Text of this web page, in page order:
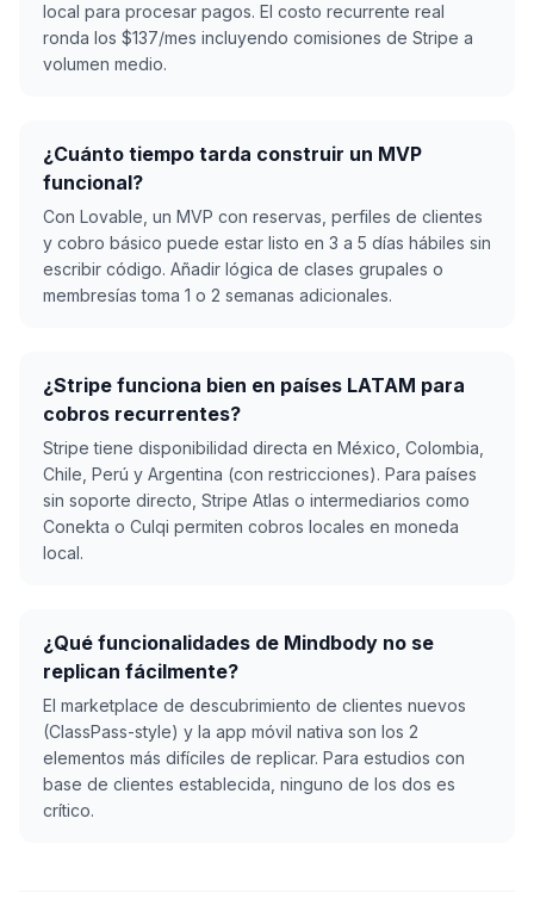
local para procesar pagos. El costo recurrente real
ronda los $137/mes incluyendo comisiones de Stripe a
volumen medio.
¿Cuánto tiempo tarda construir un MVP
funcional?
Con Lovable, un MVP con reservas, perfiles de clientes
y cobro básico puede estar listo en 3 a 5 días hábiles sin
escribir código. Añadir lógica de clases grupales o
membresías toma 1 o 2 semanas adicionales.
¿Stripe funciona bien en países LATAM para
cobros recurrentes?
Stripe tiene disponibilidad directa en México, Colombia,
Chile, Perú y Argentina (con restricciones). Para países
sin soporte directo, Stripe Atlas o intermediarios como
Conekta o Culqi permiten cobros locales en moneda
local.
¿Qué funcionalidades de Mindbody no se
replican fácilmente?
El marketplace de descubrimiento de clientes nuevos
(ClassPass-style) y la app móvil nativa son los 2
elementos más difíciles de replicar. Para estudios con
base de clientes establecida, ninguno de los dos es
crítico.